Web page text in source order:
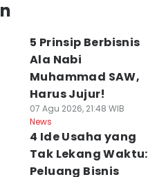
5 Prinsip Berbisnis
Ala Nabi
Muhammad SAW,
Harus Jujur!
07 Agu 2026, 21:48 WIB
News
4 Ide Usaha yang
Tak Lekang Waktu:
Peluang Bisnis